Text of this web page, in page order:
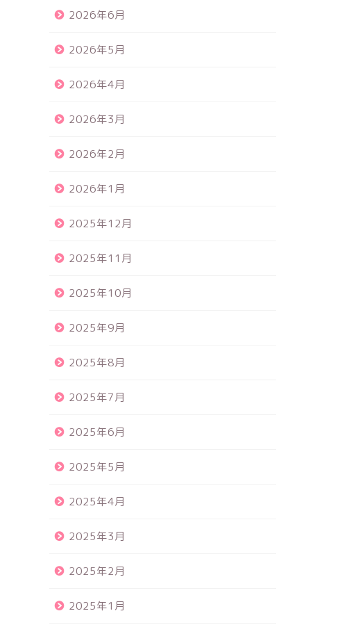
2026年6月
2026年5月
2026年4月
2026年3月
2026年2月
2026年1月
2025年12月
2025年11月
2025年10月
2025年9月
2025年8月
2025年7月
2025年6月
2025年5月
2025年4月
2025年3月
2025年2月
2025年1月